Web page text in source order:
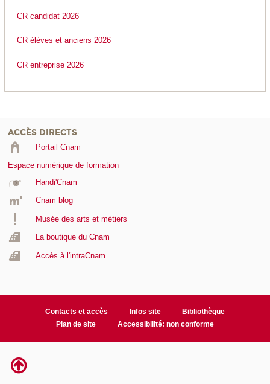
CR candidat 2026
CR élèves et anciens 2026
CR entreprise 2026
ACCÈS DIRECTS
Portail Cnam
Espace numérique de formation
Handi'Cnam
Cnam blog
Musée des arts et métiers
La boutique du Cnam
Accès à l'intraCnam
Contacts et accès Infos site
Bibliothèque
Plan de site
Accessibilité: non conforme